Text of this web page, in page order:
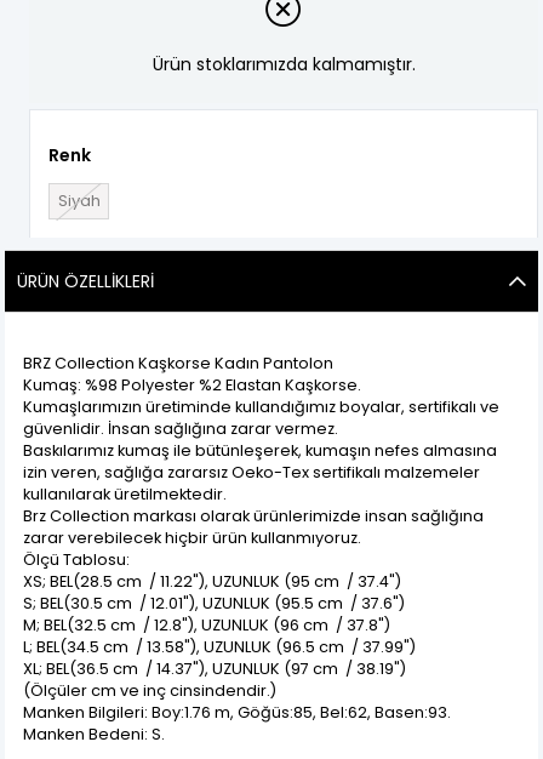
Ürün stoklarımızda kalmamıştır.
Renk
Siyah
ÜRÜN ÖZELLIKLERI
BRZ Collection Kaşkorse Kadın Pantolon
Kumaş: %98 Polyester %2 Elastan Kaşkorse.
Kumaşlarımızın üretiminde kullandığımız boyalar, sertifikalı ve
güvenlidir. İnsan sağlığına zarar vermez.
Baskılarımız kumaş ile bütünleşerek, kumaşın nefes almasına
izin veren, sağlığa zararsız Oeko-Tex sertifikalı malzemeler
kullanılarak üretilmektedir.
Brz Collection markası olarak ürünlerimizde insan sağlığına
zarar verebilecek hiçbir ürün kullanmıyoruz.
Ölçü Tablosu:
XS; BEL(28.5 cm / 11.22"), UZUNLUK (95 cm / 37.4")
S; BEL(30.5 cm / 12.01"), UZUNLUK (95.5 cm / 37.6")
M; BEL(32.5 cm / 12.8"), UZUNLUK (96 cm / 37.8")
L; BEL(34.5 cm / 13.58"), UZUNLUK (96.5 cm / 37.99")
XL; BEL(36.5 cm / 14.37"), UZUNLUK (97 cm / 38.19")
(Ölçüler cm ve inç cinsindendir.)
Manken Bilgileri: Boy:1.76 m, Göğüs:85, Bel:62, Basen:93.
Manken Bedeni: S.